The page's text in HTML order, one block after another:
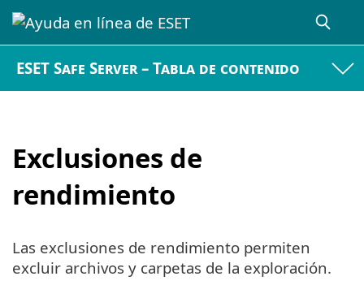
ESET Safe Server – Tabla de contenido
Exclusiones de
rendimiento
Las exclusiones de rendimiento permiten
excluir archivos y carpetas de la exploración.